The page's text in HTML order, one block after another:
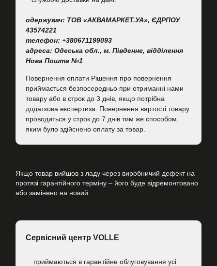
одержувач: ТОВ «АКВАМАРКЕТ.УА», ЄДРПОУ
43574221
телефон: +380671199093
адреса: Одеська обл., м. Південне, відділення
Нова Пошта №1
Повернення оплати Рішення про повернення
приймається безпосередньо при отриманні нами
товару або в строк до 3 днів, якщо потрібна
додаткова експертиза. Повернення вартості товару
проводиться у строк до 7 днів тим же способом,
яким було здійснено оплату за товар.
Якщо товар вийшов з ладу через виробничий дефект на
протязі гарантійного терміну – його буде відремонтовано
або замінено на новий.
Сервісний центр VOLLE
приймаються в гарантійне облуговування усі